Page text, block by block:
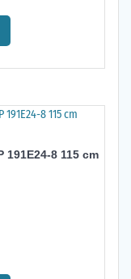
8 115 cm